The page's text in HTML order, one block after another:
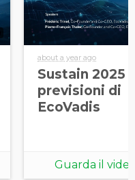
about a year ago
Sustain 2025
previsioni di
EcoVadis
Guarda il